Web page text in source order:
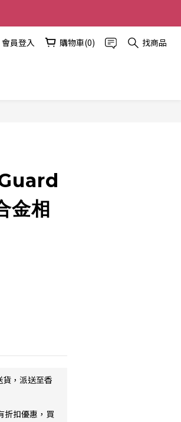
會員登入 購物車(0) 找商品
金相
，派送至香
折扣優惠，買